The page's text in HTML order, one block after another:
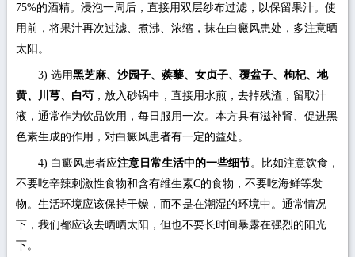
75%的酒精。浸泡一周后，直接用双层纱布过滤，以保留果汁。使
用前，将果汁再次过滤、煮沸、浓缩，抹在白癜风患处，多注意晒
太阳。
3) 选用黑芝麻、沙园子、蒺藜、女贞子、覆盆子、枸杞、地
黄、川芎、白芍，放入砂锅中，直接用水煎，去掉残渣，留取汁
液，通常作为饮品饮用，每日服用一次。本方具有滋补肾、促进黑
色素生成的作用，对白癜风患者有一定的益处。
4) 白癜风患者应注意日常生活中的一些细节。比如注意饮食，
不要吃辛辣刺激性食物和含有维生素C的食物，不要吃海鲜等发
物。生活环境应该保持干燥，而不是在潮湿的环境中。通常情况
下，我们都应该去晒晒太阳，但也不要长时间暴露在强烈的阳光
下。